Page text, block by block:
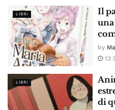
LIBRI
Il
una
by
13
LIBRI
di